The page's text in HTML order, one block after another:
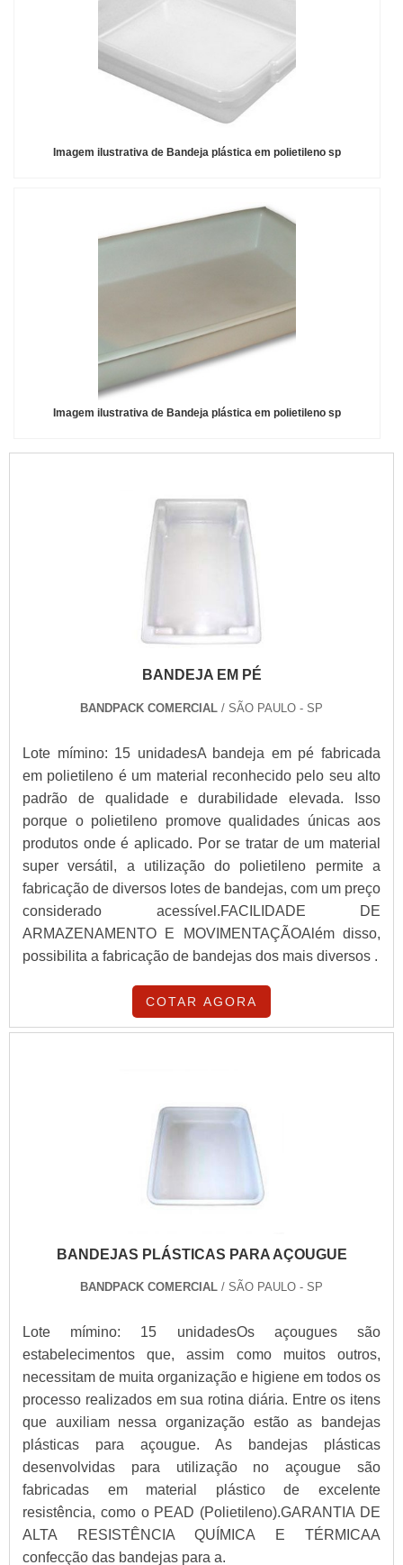
Imagem ilustrativa de Bandeja plástica em polietileno sp
Imagem ilustrativa de Bandeja plástica em polietileno sp
BANDEJA EM PÉ
BANDPACK COMERCIAL / SÃO PAULO - SP
Lote mímino: 15 unidadesA bandeja em pé fabricada
em polietileno é um material reconhecido pelo seu alto
padrão de qualidade e durabilidade elevada. Isso
porque o polietileno promove qualidades únicas aos
produtos onde é aplicado. Por se tratar de um material
super versátil, a utilização do polietileno permite a
fabricação de diversos lotes de bandejas, com um preço
considerado acessível.FACILIDADE DE
ARMAZENAMENTO E MOVIMENTAÇÃOAlém disso,
possibilita a fabricação de bandejas dos mais diversos .
COTAR AGORA
BANDEJAS PLÁSTICAS PARA AÇOUGUE
BANDPACK COMERCIAL / SÃO PAULO - SP
Lote mímino: 15 unidadesOs açougues são
estabelecimentos que, assim como muitos outros,
necessitam de muita organização e higiene em todos os
processo realizados em sua rotina diária. Entre os itens
que auxiliam nessa organização estão as bandejas
plásticas para açougue. As bandejas plásticas
desenvolvidas para utilização no açougue são
fabricadas em material plástico de excelente
resistência, como o PEAD (Polietileno).GARANTIA DE
ALTA RESISTÊNCIA QUÍMICA E TÉRMICAA
confecção das bandejas para a.